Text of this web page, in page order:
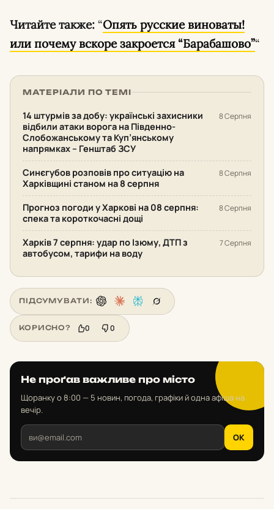
Читайте также: “Опять русские виноваты!
или почему вскоре закроется “Барабашово”“
МАТЕРІАЛИ ПО ТЕМІ
14 штурмів за добу: українські захисники
відбили атаки ворога на Південно-
Слобожанському та Куп’янському
напрямках – Генштаб ЗСУ
8 Серпня
Синєгубов розповів про ситуацію на
Харківщині станом на 8 серпня
8 Серпня
Прогноз погоди у Харкові на 08 серпня:
спека та короткочасні дощі
8 Серпня
Харків 7 серпня: удар по Ізюму, ДТП з
автобусом, тарифи на воду
7 Серпня
ПІДСУМУВАТИ:
КОРИСНО? 0 0
Не проґав важливе про місто
Щоранку о 8:00 — 5 новин, погода, графіки й одна афіша на
вечір.
OK